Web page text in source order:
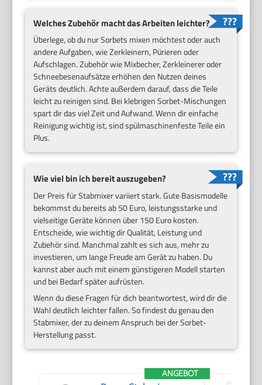
Welches Zubehör macht das Arbeiten leichter?
Überlege, ob du nur Sorbets mixen möchtest oder auch
andere Aufgaben, wie Zerkleinern, Pürieren oder
Aufschlagen. Zubehör wie Mixbecher, Zerkleinerer oder
Schneebesenaufsätze erhöhen den Nutzen deines
Geräts deutlich. Achte außerdem darauf, dass die Teile
leicht zu reinigen sind. Bei klebrigen Sorbet-Mischungen
spart dir das viel Zeit und Aufwand. Wenn dir einfache
Reinigung wichtig ist, sind spülmaschinenfeste Teile ein
Plus.
Wie viel bin ich bereit auszugeben?
Der Preis für Stabmixer variiert stark. Gute Basismodelle
bekommst du bereits ab 50 Euro, leistungsstarke und
vielseitige Geräte können über 150 Euro kosten.
Entscheide, wie wichtig dir Qualität, Leistung und
Zubehör sind. Manchmal zahlt es sich aus, mehr zu
investieren, um lange Freude am Gerät zu haben. Du
kannst aber auch mit einem günstigeren Modell starten
und bei Bedarf später aufrüsten.
Wenn du diese Fragen für dich beantwortest, wird dir die
Wahl deutlich leichter fallen. So findest du genau den
Stabmixer, der zu deinem Anspruch bei der Sorbet-
Herstellung passt.
ANGEBOT